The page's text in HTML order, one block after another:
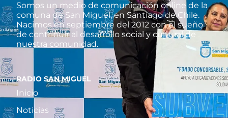
Somos un medio de comunicación online de la
comuna de San Miguel, en Santiago de Chile.
Nacimos en septiembre del 2012 con el sueño
de contribuir al desarrollo social y cultural de
nuestra comunidad.
RADIO SAN MIGUEL
Inicio
Noticias